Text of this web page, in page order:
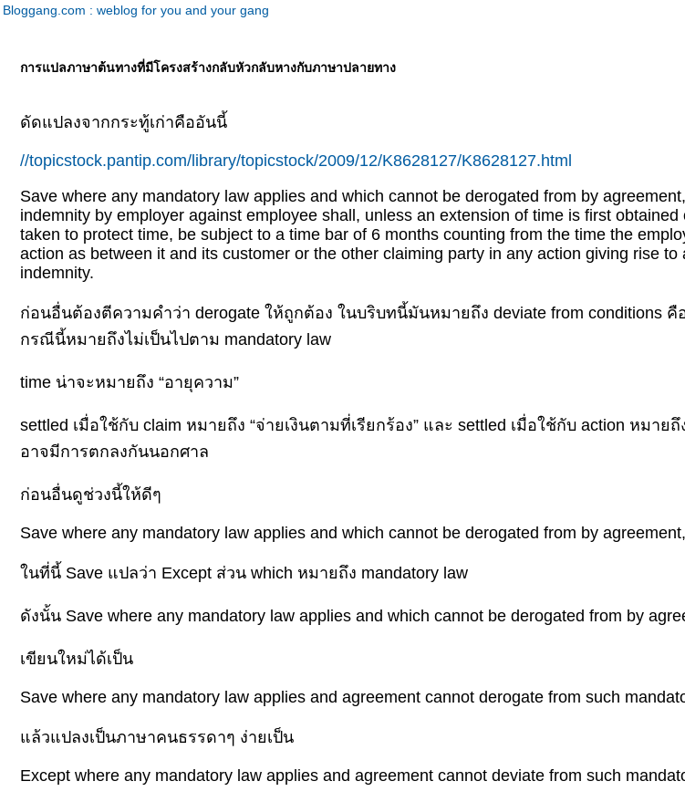
Bloggang.com : weblog for you and your gang
การแปลภาษาต้นทางที่มีโครงสร้างกลับหัวกลับหางกับภาษาปลายทาง
ดัดแปลงจากกระทู้เก่าคืออันนี้
//topicstock.pantip.com/library/topicstock/2009/12/K8628127/K8628127.html
Save where any mandatory law applies and which cannot be derogated from by
indemnity by employer against employee shall, unless an extension of time is first
taken to protect time, be subject to a time bar of 6 months counting from the time the
action as between it and its customer or the other claiming party in any action giving rise to
indemnity.
ก่อนอื่นต้องตีความคำว่า derogate ให้ถูกต้อง ในบริบทนี้มันหมายถึง deviate from conditions
กรณีนี้หมายถึงไม่เป็นไปตาม mandatory law
time น่าจะหมายถึง “อายุความ”
settled เมื่อใช้กับ claim หมายถึง “จ่ายเงินตามที่เรียกร้อง” และ settled เมื่อใช้กับ action หมายถึ
อาจมีการตกลงกันนอกศาล
ก่อนอื่นดูช่วงนี้ให้ดีๆ
Save where any mandatory law applies and which cannot be derogated from by agreement,
นที่นี้ Save แปลว่า Except ส่วน which หมายถึง mandatory law
ดังนั้น Save where any mandatory law applies and which cannot be derogated from by
เขียนใหม่ได้เป็น
Save where any mandatory law applies and agreement cannot derogate from such
ล้วแปลงเป็นภาษาคนธรรดาๆ ง่ายเป็น
Except where any mandatory law applies and agreement cannot deviate from such